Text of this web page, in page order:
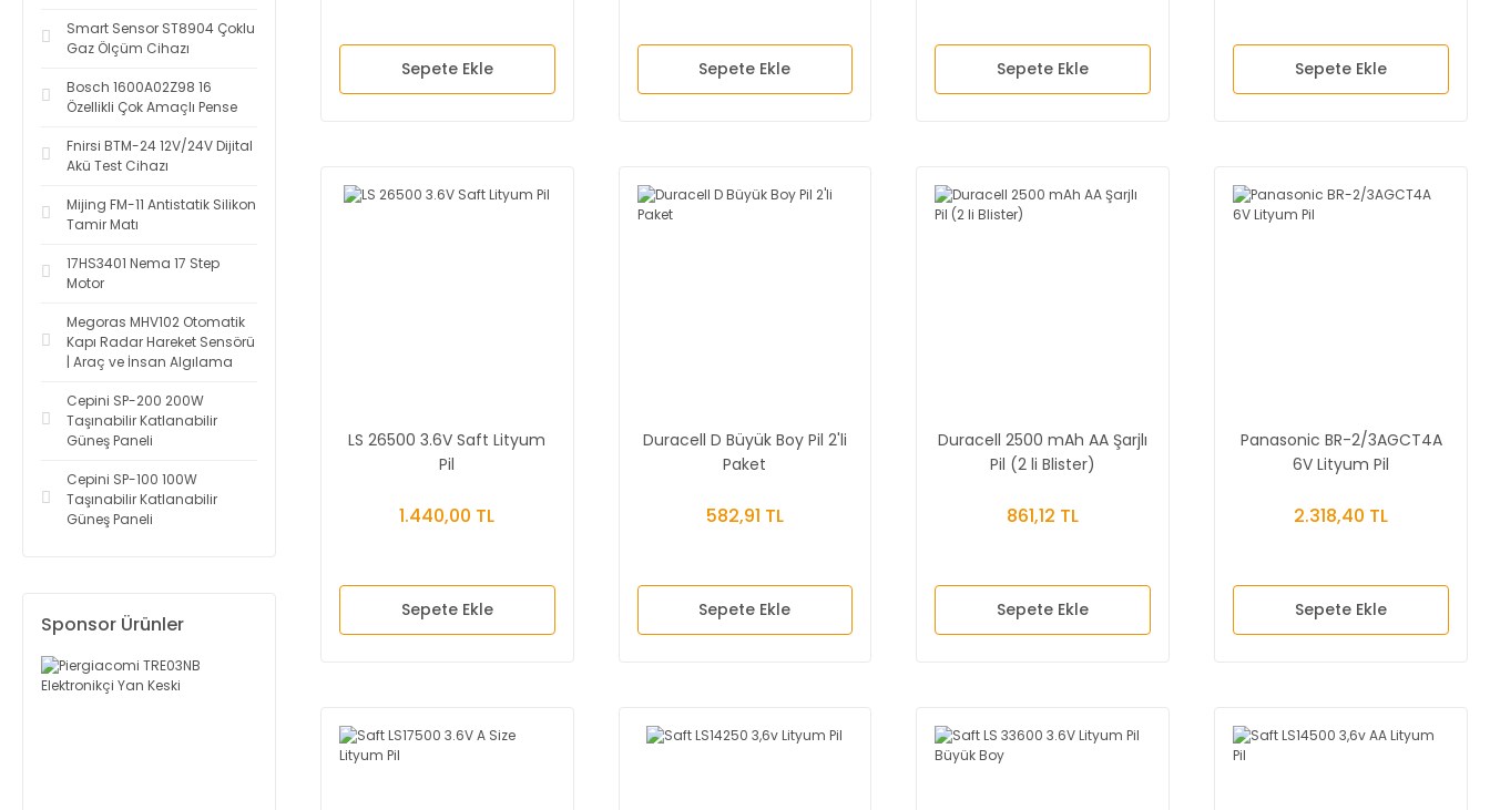
Smart Sensor ST8904 Çoklu
Gaz Ölçüm Cihazı
Bosch 1600A02Z98 16
Özellikli Çok Amaçlı Pense
Fnirsi BTM-24 12V/24V Dijital
Akü Test Cihazı
Mijing FM-11 Antistatik Silikon
Tamir Matı
17HS3401 Nema 17 Step
Motor
Megoras MHV102 Otomatik
Kapı Radar Hareket Sensörü
| Araç ve İnsan Algılama
Cepini SP-200 200W
Taşınabilir Katlanabilir
Güneş Paneli
Cepini SP-100 100W
Taşınabilir Katlanabilir
Güneş Paneli
Sponsor Ürünler
Sepete Ekle Sepete Ekle Sepete Ekle Sepete Ekle
LS 26500 3.6V Saft Lityum
Pil
1.440,00 TL
Sepete Ekle
Duracell D Büyük Boy Pil 2'li
Paket
582,91 TL
Sepete Ekle
Duracell 2500 mAh AA Şarjlı
Pil (2 li Blister)
861,12 TL
Sepete Ekle
Panasonic BR-2/3AGCT4A
6V Lityum Pil
2.318,40 TL
Sepete Ekle